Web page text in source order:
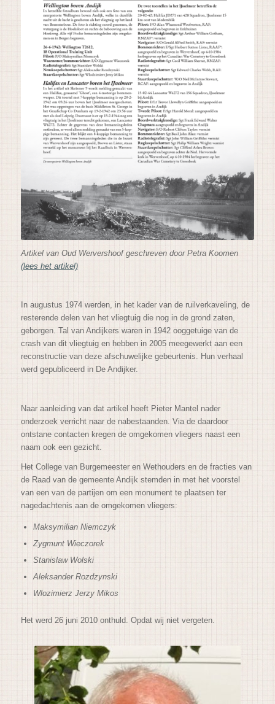
Artikel van Oud Wervershoof geschreven door Petra Koomen
(lees het artikel)
In augustus 1974 werden, in het kader van de ruilverkaveling, de
resterende delen van het vliegtuig die nog in de grond zaten,
geborgen. Tal van Andijkers waren in 1942 ooggetuige van de
crash van dit vliegtuig en hebben in 2005 meegewerkt aan een
reconstructie van deze afschuwelijke gebeurtenis. Hun verhaal
werd gepubliceerd in De Andijker.
Naar aanleiding van dat artikel heeft Pieter Mantel nader
onderzoek verricht naar de nabestaanden. Via de daardoor
ontstane contacten kregen de omgekomen vliegers naast een
naam ook een gezicht.
Het College van Burgemeester en Wethouders en de fracties van
de Raad van de gemeente Andijk stemden in met het voorstel
van een van de partijen om een monument te plaatsen ter
nagedachtenis aan de omgekomen vliegers:
Maksymilian Niemczyk
Zygmunt Wieczorek
Stanislaw Wolski
Aleksander Rozdzynski
Wlozimierz Jerzy Mikos
Het werd 26 juni 2010 onthuld. Opdat wij niet vergeten.